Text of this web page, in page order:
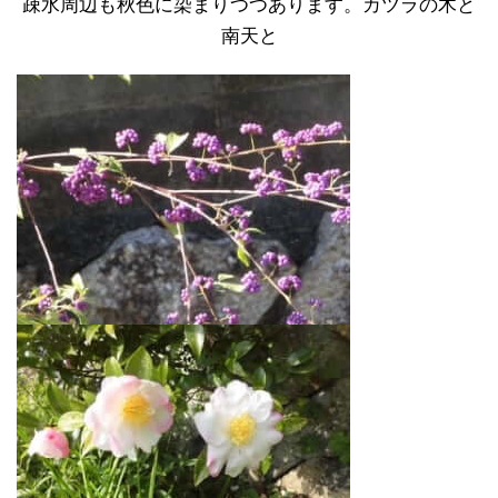
疎水周辺も秋色に染まりつつあります。カツラの木と
南天と